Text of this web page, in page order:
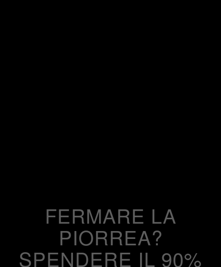
FERMARE LA
PIORREA?
SPENDERE IL 90%